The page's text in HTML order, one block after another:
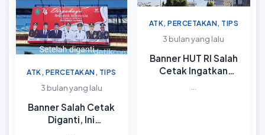
ATK, PERCETAKAN, TIPS
3 bulan yang lalu
Banner Salah Cetak
Diganti, Ini
ATK, PERCETAKAN, TIPS
3 bulan yang lalu
Banner HUT RI Salah
Cetak Ingatkan